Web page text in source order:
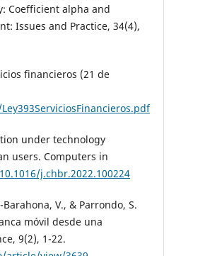
Coefficient alpha and
Issues and Practice, 34(4),
financieros (21 de
under technology
users. Computers in
j.chbr.2022.100224
V., & Parrondo, S.
móvil desde una
9(2), 1-22.